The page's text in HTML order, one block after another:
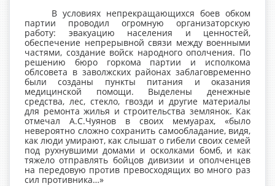
В условиях непрекращающихся боев обком
партии проводил огромную организаторскую
работу: эвакуацию населения и ценностей,
обеспечение непрерывной связи между военными
частями, создание войск народного ополчения. По
решению бюро горкома партии и исполкома
облсовета в заволжских районах заблаговременно
были созданы пункты питания и оказания
медицинской помощи. Выделены денежные
средства, лес, стекло, гвозди и другие материалы
для ремонта жилья и строительства землянок. Как
отмечал А.С.Чуянов в своих мемуарах, «было
невероятно сложно сохранить самообладание, видя,
как люди умирают, как слышат о гибели своих семей
под рухнувшими домами и осколками бомб, и как
тяжело отправлять бойцов дивизии и ополченцев
на передовую против превосходящих во много раз
сил противника…»